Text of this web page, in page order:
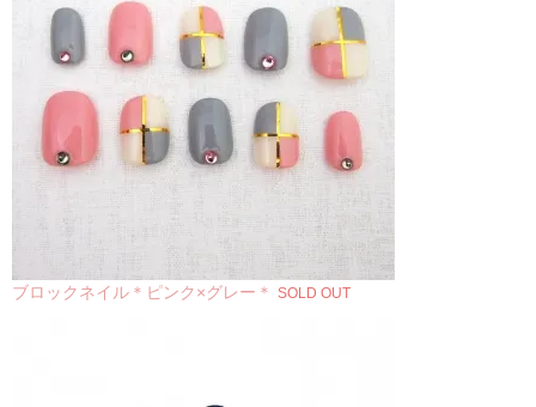
ブロックネイル＊ピンク×グレー＊ SOLD OUT